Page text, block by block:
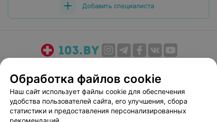
Добавить специалиста
Медицинский маркетинг
Публичный договор
Пользовательское соглашение
Способы оплаты
Вакансии
Партнеры
Обработка файлов cookie
Наш сайт использует файлы cookie для обеспечения
удобства пользователей сайта, его улучшения, сбора
статистики и предоставления персонализированных
рекомендаций.